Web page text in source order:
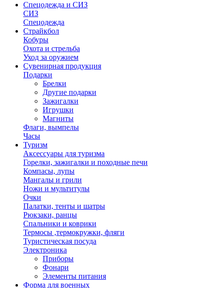
Спецодежда и СИЗ
СИЗ
Спецодежда
Страйкбол
Кобуры
Охота и стрельба
Уход за оружием
Сувенирная продукция
Подарки
Брелки
Другие подарки
Зажигалки
Игрушки
Магниты
Флаги, вымпелы
Часы
Туризм
Аксессуары для туризма
Горелки, зажигалки и походные печи
Компасы, лупы
Мангалы и грили
Ножи и мультитулы
Очки
Палатки, тенты и шатры
Рюкзаки, ранцы
Спальники и коврики
Термосы ,термокружки, фляги
Туристическая посуда
Электроника
Приборы
Фонари
Элементы питания
Форма для военных